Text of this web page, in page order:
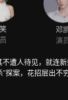
邓
演
遭人待见，就连
”探案，花招层